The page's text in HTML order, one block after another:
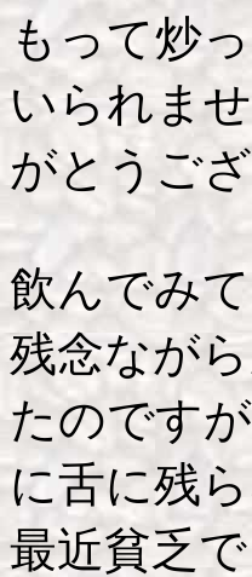
もって炒
いられま
がとうご
飲んでみ
残念なが
たのです
に舌に残
最近貧乏